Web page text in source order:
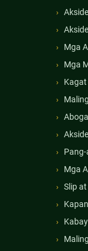
Mga
Mga
Mga
Slip